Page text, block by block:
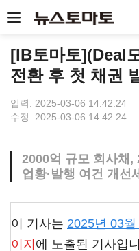
[IB토마토](Deal
전환 후 첫 채권
입력: 2025-03-06 14:42:24
수정: 2025-03-06 14:42:24
2000억 규모 회사채,
업황·발행 여건 개
이 기사는 2025년 03
이지 에 노출된 기사입